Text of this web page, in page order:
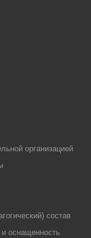
организацией
состав
и оснащенность